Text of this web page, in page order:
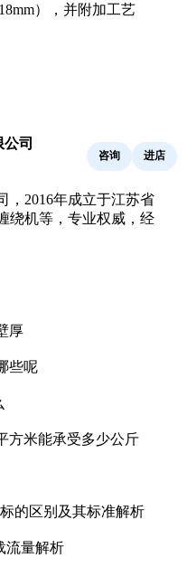
），并附加工艺
司
咨询 进店
，2016年成立于江苏省
绕机等，专业权威，经
厚
些呢
方米能承受多少公斤
的区别及其标准解析
流量解析